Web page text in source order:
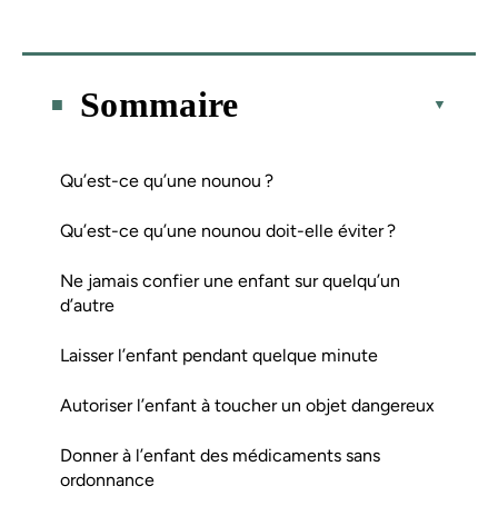
Sommaire
Qu’est-ce qu’une nounou ?
Qu’est-ce qu’une nounou doit-elle éviter ?
Ne jamais confier une enfant sur quelqu’un
d’autre
Laisser l’enfant pendant quelque minute
Autoriser l’enfant à toucher un objet dangereux
Donner à l’enfant des médicaments sans
ordonnance